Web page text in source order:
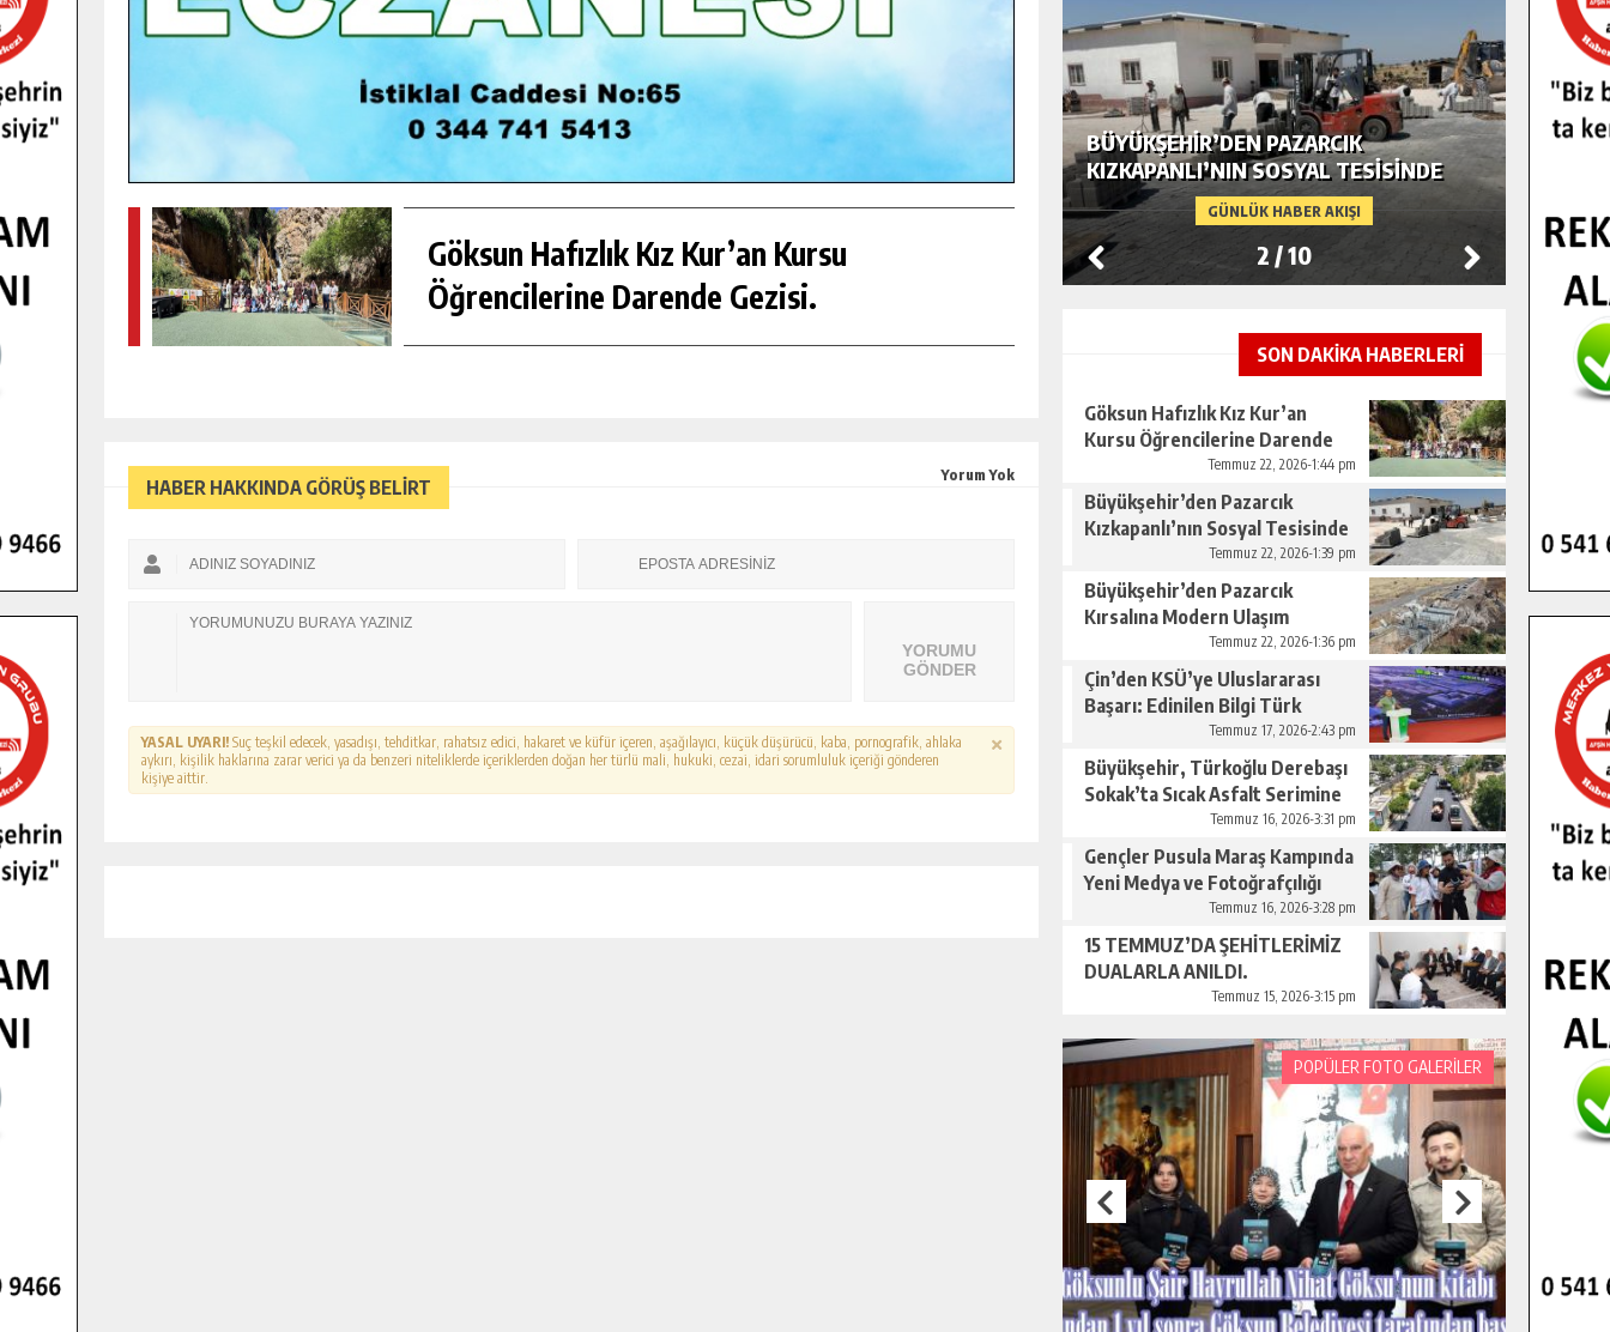
Göksun Hafızlık Kız Kur’an Kursu
Öğrencilerine Darende Gezisi.
HABER HAKKINDA GÖRÜŞ BELİRT
Yorum Yok
YORUMU
GÖNDER
YASAL UYARI! Suç teşkil edecek, yasadışı, tehditkar, rahatsız edici, hakaret ve küfür içeren, aşağılayıcı, küçük düşürücü, kaba, pornografik, ahlaka
aykırı, kişilik haklarına zarar verici ya da benzeri niteliklerde içeriklerden doğan her türlü mali, hukuki, cezai, idari sorumluluk içeriği gönderen
kişiye aittir.
GÜNLÜK HABER AKIŞI
GENÇLER PUSULA MARAŞ KAMPINDA
YENI MEDYA VE FOTOĞRAFÇILIĞI
GÜNLÜK HABER AKIŞI
GÖKSUN HAFIZLIK KIZ KUR’AN KURSU
GÜNLÜK HABER AKIŞI
BÜYÜKŞEHIR’DEN PAZARCIK
KIZKAPANLI’NIN SOSYAL TESISINDE
ÇEVRE DÜZENLEMESI.
2 /10
SON DAKİKA HABERLERİ
Göksun Hafızlık Kız Kur’an
Kursu Öğrencilerine Darende
Temmuz 22, 2026-1:44 pm
Büyükşehir’den Pazarcık
Kızkapanlı’nın Sosyal Tesisinde
Çevre Düzenlemesi.Temmuz 22, 2026-1:39 pm
Büyükşehir’den Pazarcık
Kırsalına Modern Ulaşım
Temmuz 22, 2026-1:36 pm
Çin’den KSÜ’ye Uluslararası
Başarı: Edinilen Bilgi Türk
Tarımına Katkı Sağlayacak.
Temmuz 17, 2026-2:43 pm
Büyükşehir, Türkoğlu Derebaşı
Sokak’ta Sıcak Asfalt Serimine
Temmuz 16, 2026-3:31 pm
Gençler Pusula Maraş Kampında
Yeni Medya ve Fotoğrafçılığı
Temmuz 16, 2026-3:28 pm
15 TEMMUZ’DA ŞEHİTLERİMİZ
DUALARLA ANILDI.
Temmuz 15, 2026-3:15 pm
POPÜLER FOTO GALERİLER